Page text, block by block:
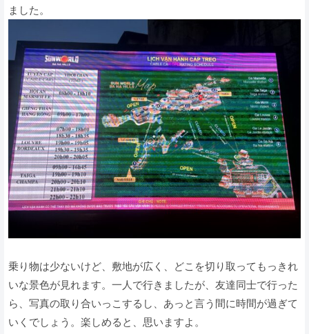
ました。
乗り物は少ないけど、敷地が広く、どこを切り取ってもっきれ
いな景色が見れます。一人で行きましたが、友達同士で行った
ら、写真の取り合いっこするし、あっと言う間に時間が過ぎて
いくでしょう。楽しめると、思いますよ。